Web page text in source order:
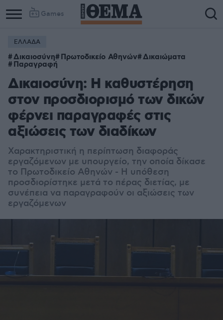
Games
ΕΛΛΑΔΑ
Δικαιοσύνη Πρωτοδικείο Αθηνών Δικαιώματα
Παραγραφή
Δικαιοσύνη: Η καθυστέρηση
στον προσδιορισμό των δικών
φέρνει παραγραφές στις
αξιώσεις των διαδίκων
Χαρακτηριστική η περίπτωση διαφοράς
εργαζόμενων με υπουργείο, την οποία δίκασε
το Πρωτοδικείο Αθηνών - Η υπόθεση
προσδιορίστηκε μετά το πέρας διετίας, με
συνέπεια να παραγραφούν οι αξιώσεις των
εργαζόμενων